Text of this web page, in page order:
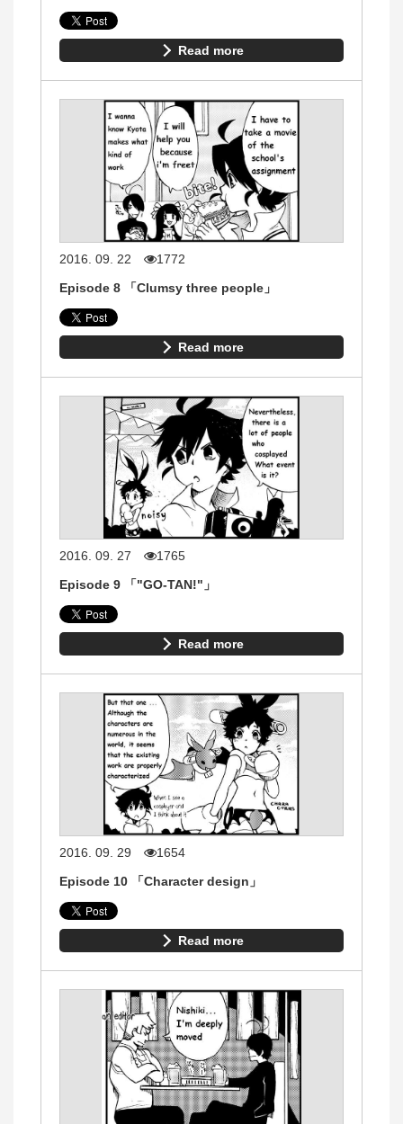
Read more
2016. 09. 22
1772
Episode 8 「Clumsy three people」
Read more
2016. 09. 27
1765
Episode 9 「"GO-TAN!"」
Read more
2016. 09. 29
1654
Episode 10 「Character design」
Read more